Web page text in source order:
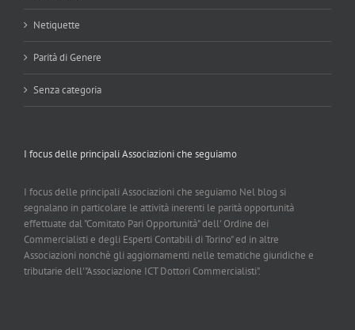
Netiquette
Parità di Genere
Senza categoria
I focus delle principali Associazioni che seguiamo
I focus delle principali Associazioni che seguiamo Nel blog si
segnalano in particolare le attività inerenti le parità opportunità
effettuate dal "Comitato Pari Opportunità" dell' Ordine dei
Commercialisti e degli Esperti Contabili di Torino" ed in altre
Associazioni nonchè gli aggiornamenti nelle tematiche giuridiche e
tributarie dell'"Associazione ICT Dottori Commercialisti".